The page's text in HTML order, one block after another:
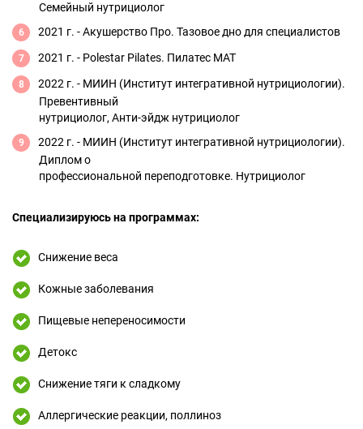
Семейный нутрициолог
2021 г. - Акушерство Про. Тазовое дно для специалистов
2021 г. - Polestar Pilates. Пилатес МАТ
2022 г. - МИИН (Институт интегративной нутрициологии).
Превентивный
нутрициолог, Анти-эйдж нутрициолог
2022 г. - МИИН (Институт интегративной нутрициологии).
Диплом о
профессиональной переподготовке. Нутрициолог
Специализируюсь на программах:
Снижение веса
Кожные заболевания
Пищевые непереносимости
Детокс
Снижение тяги к сладкому
Аллергические реакции, поллиноз